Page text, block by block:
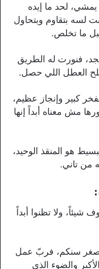
لحد ما إيده
لسه بتقاوم وبتحاول
ما تخلص.
فنورت له الطريق
العطل اللي حصل.
كبير وإنجاز عظيم،
مش معناه أبداً إنها
هو المنقذ الوحيد،
من تاني.
شيئاً، ولا تظنوا أبداً
لصغر سنكم، فربّ عمل
والضوء الذي